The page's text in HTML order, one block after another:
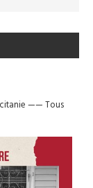
——Tous